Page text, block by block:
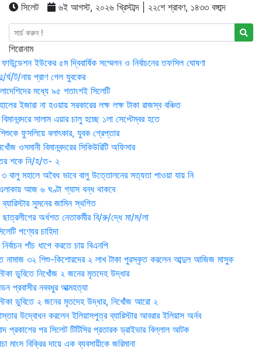
সিলেট ৬ই আগস্ট, ২০২৬ খ্রিস্টাব্দ | ২২শে শ্রাবণ, ১৪৩৩ বঙ্গাব্দ
শিরোনাম
ইউকের ৫ম দ্বিবার্ষিক সম্মেলন ও নির্বাচনের তফসিল ঘোষণা
ট/নায় প্রাণ গেল যুবকের
মধ্যে ৯৫ শতাংশই সিলেটি
ইজারা না হওয়ায় সরকারের লক্ষ লক্ষ টাকা রাজস্ব বঞ্চিত
সালাম এয়ার চালু হচ্ছে ১লা সেপ্টেম্বর হতে
ফুসলিয়ে বলাৎকার, যুবক গ্রেপ্তার
ওসমানী বিমানবন্দরের সিকিউরিটি অফিসার
শকে নি/হ/ত- ২
বালু মহালে অবৈধ ভাবে বালু উত্তোলনের সত্যতা পাওয়া যায় নি
আজ ৬ ঘণ্টা গ্যাস বন্ধ থাকবে
সুমনের জামিন স্থগিত
ছাত্রলীগের অর্ধশত নেতাকর্মীর বি/রু/দ্ধে মা/ম/লা
পণ্যের চাহিদা
পাঁচ ধাপে করতে চায় বিএনপি
নামাজ ৩২ শিশু-কিশোরদের ২ লাখ টাকা পুরস্কৃত করলেন আব্দুল আজিজ মাসুক
ডুবিতে নিখোঁজ ২ জনের মৃতদেহ উদ্ধার
প্রবাসীর নববধুর আত্মহত্যা
ডুবিতে ২ জনের মৃতদেহ উদ্ধার, নিখোঁজ আরো ২
উদ্বোধন করলেন ইলিয়াসপুত্র ব্যারিস্টার আবরার ইলিয়াস অর্নব
প্রকাশের পর সিলেট টিটিসির প্রতারক ড্রাইভার বিল্লাল আটক
মাংস বিক্রির দায়ে এক ব্যবসায়ীকে জরিমানা